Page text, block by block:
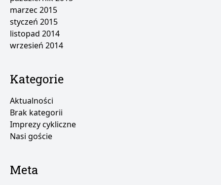
marzec 2015
styczeń 2015
listopad 2014
wrzesień 2014
Kategorie
Aktualności
Brak kategorii
Imprezy cykliczne
Nasi goście
Meta